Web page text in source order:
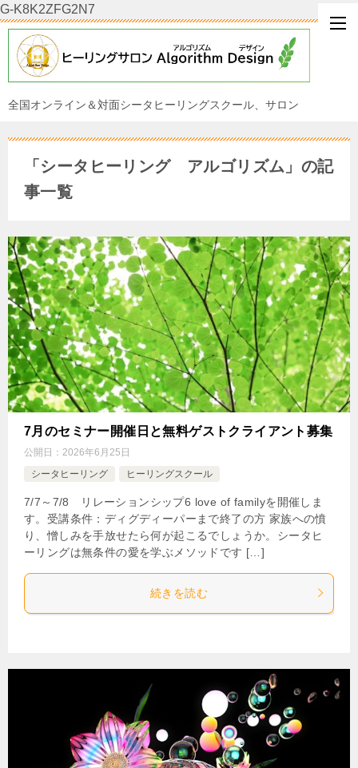
G-K8K2ZFG2N7
全国オンライン＆対面シータヒーリングスクール、サロン
「シータヒーリング アルゴリズム」の記
事一覧
7月のセミナー開催日と無料ゲストクライアント募集
公開日： 2026年6月25日
シータヒーリング
ヒーリングスクール
7/7～7/8 リレーションシップ6 love of familyを開催しま
す。受講条件：ディグディーパーまで終了の方 家族への憤
り、憎しみを手放せたら何が起こるでしょうか。シータヒ
ーリングは無条件の愛を学ぶメソッドです […]
続きを読む